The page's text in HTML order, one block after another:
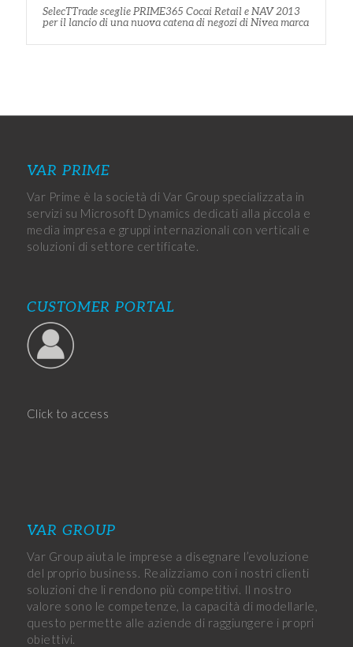
SelecTTrade sceglie PRIME365 Cocai Retail e NAV 2013
per il lancio di una nuova catena di negozi di Nivea marca
VAR PRIME
Var Prime è la società di Var Group specializzata in
servizi su Microsoft Dynamics dedicati alla piccola e
media impresa e gruppi internazionali con verticali e
soluzioni di settore certificate.
CUSTOMER PORTAL
Click to access
VAR GROUP
Var Group aiuta le imprese a disegnare l’evoluzione
del proprio business. Realizziamo con i nostri clienti
soluzioni che li rendono più competitivi. Il nostro
valore sono le competenze, la capacità di modellarle,
questo permette alle aziende di raggiungere i propri
obiettivi.